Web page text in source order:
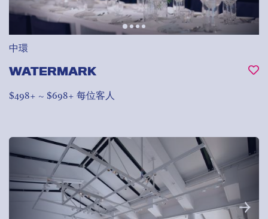
中環
WATERMARK
$498+ ~ $698+ 每位客人